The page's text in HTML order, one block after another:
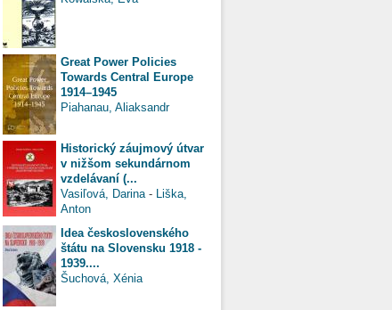
Great Power Policies
Towards Central Europe
1914–1945
Piahanau, Aliaksandr
Historický záujmový útvar
v nižšom sekundárnom
vzdelávaní (...
Vasiľová, Darina - Liška,
Anton
Idea československého
štátu na Slovensku 1918 -
1939....
Šuchová, Xénia